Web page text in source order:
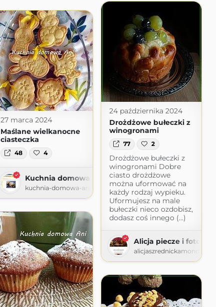
24 października 2024
Drożdżowe bułeczki z
winogronami
77 2
Drożdżowe bułeczki z
winogronami Dobre
ciasto drożdżowe
można uformować na
każdy rodzaj wypieku.
Uformujesz na male
bułeczki nieco ozdobisz,
dodasz coś innego (...)
Alicja piecze i
27 marca 2024
Maślane wielkanocne
ciasteczka
48 4
Kuchnia domowa Ani
kuchnia-domowa-ani.blogspot.com